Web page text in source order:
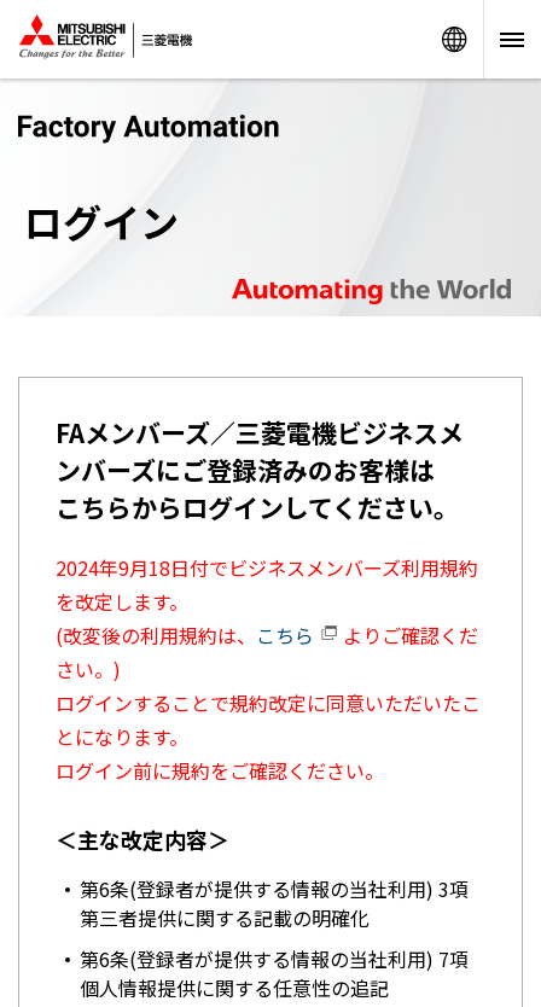
ログイン
FAメンバーズ／三菱電機ビジネスメ
ンバーズにご登録済みのお客様は
こちらからログインしてください。
2024年9月18日付でビジネスメンバーズ利用規約
を改定します。
(改変後の利用規約は、 こちら
よりご確認くだ
さい。)
ログインすることで規約改定に同意いただいたこ
とになります。
ログイン前に規約をご確認ください。
＜主な改定内容＞
第6条(登録者が提供する情報の当社利用) 3項
第三者提供に関する記載の明確化
第6条(登録者が提供する情報の当社利用) 7項
個人情報提供に関する任意性の追記